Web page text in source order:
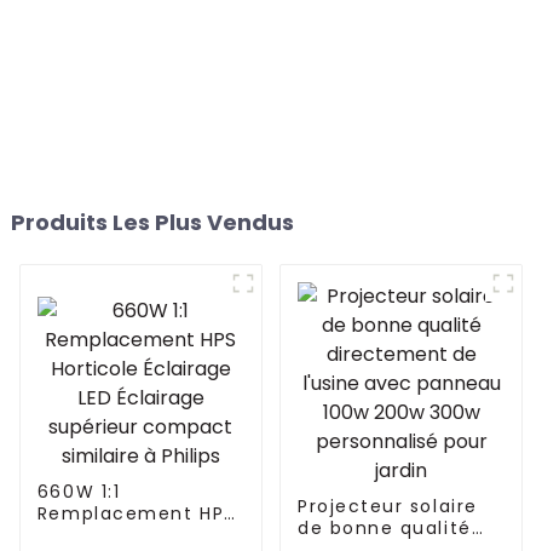
Produits Les Plus Vendus
660W 1:1
Remplacement HPS
Projecteur solaire
de bonne qualité